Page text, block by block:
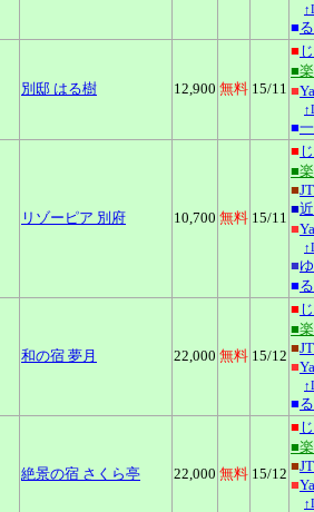
■
別邸 はる樹 12,900 無料 15/11
■
■
■
■
リゾーピア 別府 10,700 無料 15/11
■
■
■
■
■
■
■
和の宿 夢月 22,000 無料 15/12
■
■
■
■
■
絶景の宿 さくら亭 22,000 無料 15/12
■
■
■
■